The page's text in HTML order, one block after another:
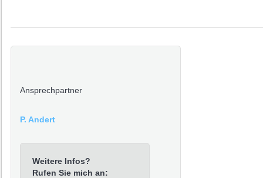
Ansprechpartner
P. Andert
Weitere Infos?
Rufen Sie mich an: